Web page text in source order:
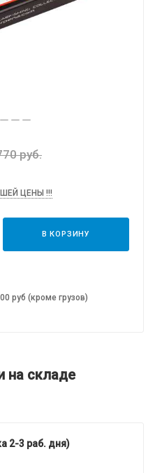
руб.
ЦЕНЫ !!!
В КОРЗИНУ
руб (кроме грузов)
на складе
2-3 раб. дня)